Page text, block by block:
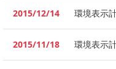
2015/12/14 環境表示
2015/11/18 環境表示